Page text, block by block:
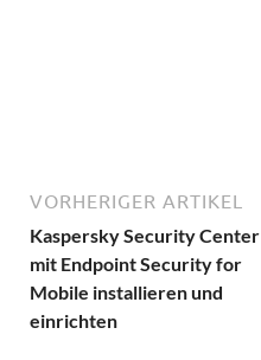
VORHERIGER ARTIKEL
Kaspersky Security Center
mit Endpoint Security for
Mobile installieren und
einrichten